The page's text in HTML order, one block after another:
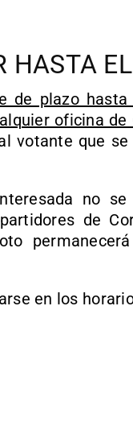
HASTA
de plazo
oficina de
votante que
no
de
en los